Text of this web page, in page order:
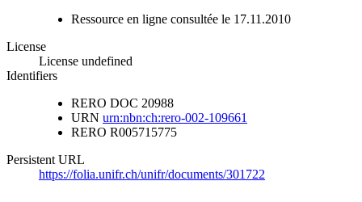
Ressource en ligne consultée le 17.11.2010
License
License undefined
Identifiers
RERO DOC 20988
URN urn:nbn:ch:rero-002-109661
RERO R005715775
Persistent URL
https://folia.unifr.ch/unifr/documents/301722